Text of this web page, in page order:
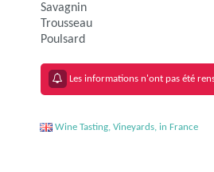
Savagnin
Trousseau
Poulsard
Les informations n'ont pas été
Wine Tasting, Vineyards, in France